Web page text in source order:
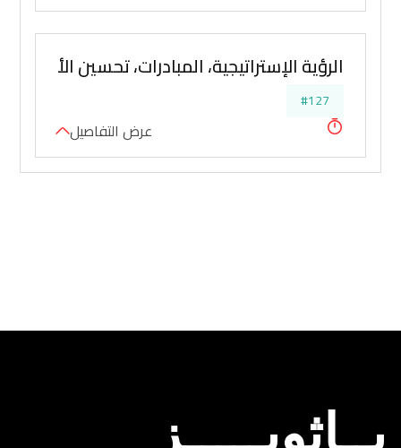
الرؤية الإستراتيجية، المبادرات، تحسين الأداء
#127
عرض التفاصيل
بــاثويـــــز